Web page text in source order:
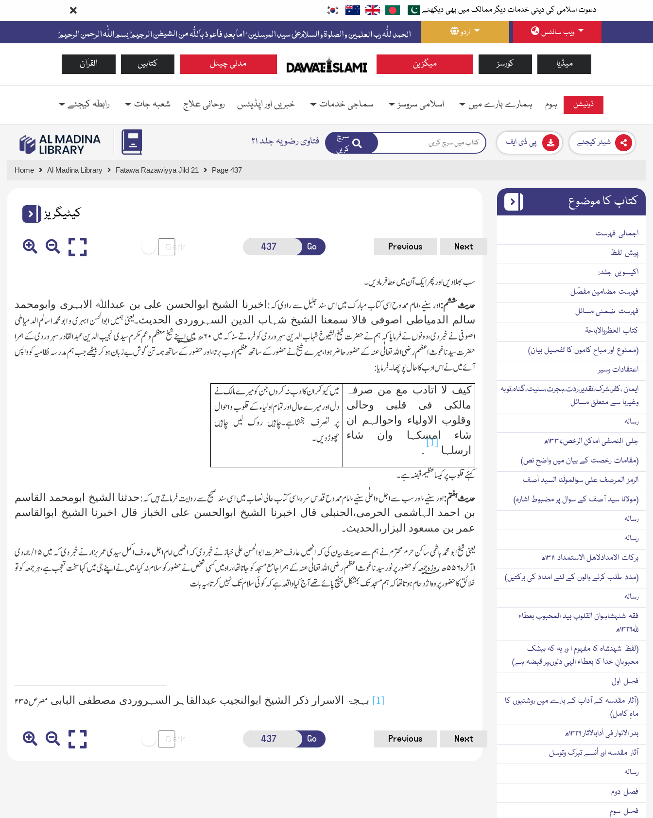
دعوت اسلامی کی دینی خدمات دیگر ممالک میں بھی دیکھئے
اردو
ویب سائٹس
القرآن کتابیں مدنی چینل میگزین کورسز میڈیا
ہوم ہمارے بارے میں اسلامی سروسز سماجی خدمات خبریں اور اپڈیٹس روحانی علاج شعبہ جات رابطہ کیجئے ڈونیشن
فتاوی رضویہ جلد ۲۱
سرچ
کریں
پی ڈی ایف شیئر کیجئے
Home Al Madina Library Fatawa Razawiyya Jild 21 Page 437
کیٹیگریز
Go Previous Next
سب بھلادیں اور پھر ایك آن میں عطا فرمادیں۔
حدیث ششم:اور سنیے،امام ممدوح اسی کتاب مبارك میں اس سند جلیل سے راوی کہ:اخبرنا الشیخ ابوالحسن علی بن عبداﷲ الابہری وابومحمد
سالم الدمیاطی اصوفی قالا سمعنا الشیخ شہاب الدین السہروردی الحدیث۔یعنی ہمیں ابوالحسن ابہری و ابومحمد اسالم الدمیاطی
الصوفی نے خبر دی،دونوں نے فرمایا کہ ہم نے حضرت شیخ الشیوخ شہاب الدین سہروردی کو فرماتے سنا کہ میں۶۰ ھ؁ میں اپنے شیخ معظم وعم مکرم سیدی نجیب الدین عبدالقادر سہروردی کے ہمرا
حضرت سیدنا غوث اعظم رضی اﷲ تعالٰی عنہ کے حضور حاضرہوا،میرے شیخ نے حضور کے ساتھ عظیم ادب برتا،اور حضور کے ساتھ ہمہ تن گوش بے زبان ہوکر بیٹھے جب ہم مدرسہ نظامیہ کو واپس
آئے میں نے اس ادب کا حال پوچھا۔فرمایا:
کیف لا اتادب مع من صرفہ
مالکی فی قلبی وحالی
وقلوب الاولیاء واحوالہم ان
شاء امسکہا وان شاء
ارسلہا
[1]
۔
میں کیونکر ان کا ادب نہ کروں جن کومیرے مالك نے
دل اور میرے حال اور تمام اولیاء کے قلوب و احوال
پر تصرف بخشاہے۔چاہیں روك لیں چاہیں
چھوڑدیں۔
کہئے قلوب پر کیسا عظیم قبضہ ہے۔
حدیث ہفتم:اور سنیے،اور سب سے اجل واعلٰی سنیے،امام ممدوح قدس سرہ،اسی کتاب عالی نصاب میں اسی سند صحیح سے روایت فرماتے ہیں کہ:حدثنا الشیخ ابومحمد القاسم
بن احمد الہاشمی الحرمی،الحنبلی قال اخبرنا الشیخ ابوالحسن علی الخباز قال اخبرنا الشیخ ابوالقاسم
عمر بن مسعود البزار،الحدیث۔
یعنی شیخ ابو محمد ہاشمی ساکن حرم محترم نے ہم سے حدیث بیان کی کہ انھیں عارف حضرت ابوالحسن علی خباز نے خبردی کہ انھیں امام اجل عارف اکمل سیدی عمر بزار نے خبر دی کہ میں۱۵ / جمادی
الآخرہ۵۵۶ ھ؁ روزہ جمعہ کو حضورپر نور سید نا غوث اعظم رضی اﷲ تعالٰی عنہ کے ہمرا جامع مسجد کو جاتا تھا،راہ میں کسی شخص نے حضور کو سلام نہ کیا،میں نے اپنے جی میں کہا سخت تعجب ہے،ہر جمعہ کو تو
خلائق کا حضور پر وہ اژدحام ہوتاتھا کہ ہم مسجد تك بمشکل پہنچ پائے تھے آج کیا واقعہ ہےکہ کوئی سلام تك نہیں کرتا،یہ بات
[1] بہجۃ الاسرار ذکر الشیخ ابوالنجیب عبدالقاہر السہروردی مصطفی البابی مصر ص۲۳۵
Go Previous Next
کتاب کا موضوع
اجمالی فہرست
پیش لفظ
اکیسویں جلد:
فہرست مضامین مفصّل
فہرست ضمنی مسائل
کتاب الحظروالاباحۃ
(ممنوع اور مباح کاموں کا تفصیل بیان)
اعتقادات وسیر
ایمان ،کفر،شرک،تقدیر،ردت،ہجرت،سنیت،گناہ،توبہ
وغیرہا سے متعلق مسائل
رسالہ
جلی النصفی اماکن الرخص۱۳۳۷ھ
(مقامات رخصت کے بیان میں واضح نص)
الرمز المرصف علی سوالمولٰنا السید اٰصف
(مولانا سید آصف کے سوال پر مضبوط اشارہ)
رسالہ
رسالہ
برکات الامدادلاھل الاستمداد ۱۳۱۱ھ
(مدد طلب کرنے والوں کے لئے امداد کی برکتیں)
رسالہ
فقہ شنہشاہوان القلوب بید المحبوب بعطاء
ﷲ۱۳۲۶ھ
(لفظ شہنشاہ کا مفہوم ا ور یہ کہ بیشك
محبوبانِ خدا کا بعطاء الٰہی دلوںپر قبضہ ہے)
فصل اول
(آثار مقدسہ کے آداب کے بارے میں روشنیوں کا
ماہِ کامل)
بدر الانوار فی اٰدابالاٰثار ۱۳۲۶ھ
آثار مقدسہ اور اُنسے تبرك وتوسل
رسالہ
فصل دوم
فصل سوم